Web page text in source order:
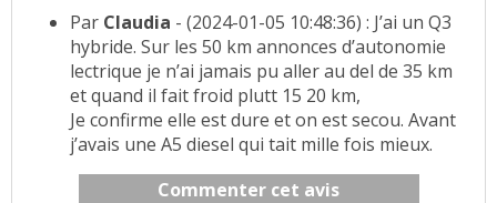
Par Claudia - (2024-01-05 10:48:36) : J’ai un Q3
hybride. Sur les 50 km annonces d’autonomie
lectrique je n’ai jamais pu aller au del de 35 km
et quand il fait froid plutt 15 20 km,
Je confirme elle est dure et on est secou. Avant
j’avais une A5 diesel qui tait mille fois mieux.
Commenter cet avis